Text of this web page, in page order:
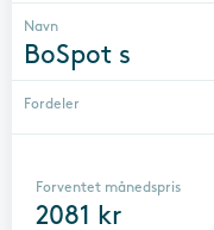
Navn
BoSpot s
Fordeler
Forventet månedspris
2081 kr